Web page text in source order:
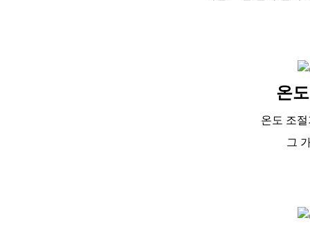
온
온도 조
그